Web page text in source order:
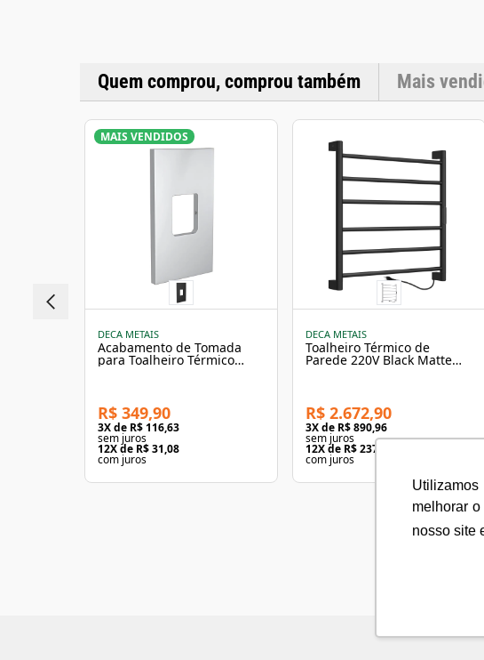
melhorar
nosso site
Quem comprou, comprou também Mais
DECA METAIS
Acabamento de Tomada
para Toalheiro Térmico
Deca You Cromado
R$ 349,90
3X de R$ 116,63
sem juros
12X de R$ 31,08
com juros
MAIS VENDIDOS
DECA METAIS
Toalheiro Térmico de
Parede 220V Black Matte
R$ 2.672,90
3X de R$ 890,96
sem juros
12X de R$ 237,48
com juros